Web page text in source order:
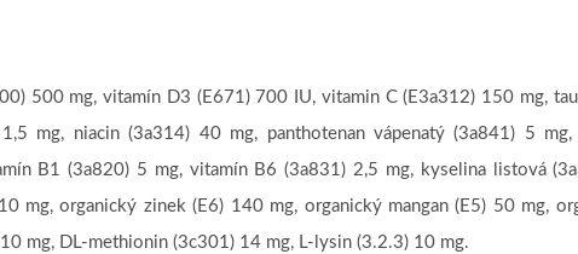
500 mg, vitamín D3 (E671) 700 IU, vitamin C (E3a312) 150 mg,
mg, niacin (3a314) 40 mg, panthotenan vápenatý (3a841) 5
B1 (3a820) 5 mg, vitamín B6 (3a831) 2,5 mg, kyselina listová
mg, organický zinek (E6) 140 mg, organický mangan (E5) 50 mg,
mg, DL-methionin (3c301) 14 mg, L-lysin (3.2.3) 10 mg.